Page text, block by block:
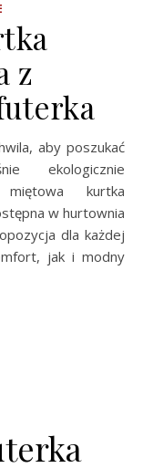
z
ekologicznie
kurtka
w hurtownia
dla każdej
jak i modny